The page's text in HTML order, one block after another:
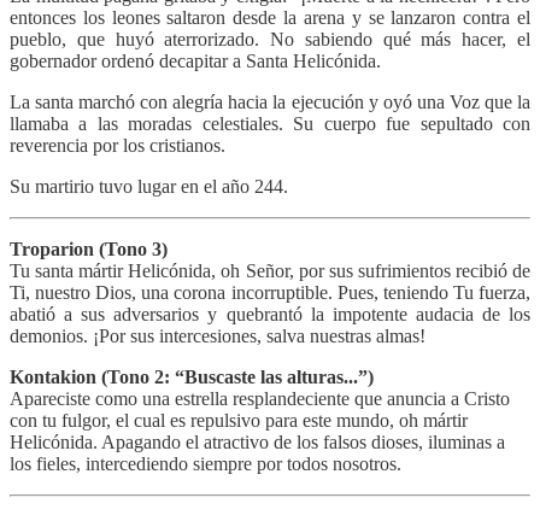
entonces los leones saltaron desde la arena y se lanzaron contra el
pueblo, que huyó aterrorizado. No sabiendo qué más hacer, el
gobernador ordenó decapitar a Santa Helicónida.
La santa marchó con alegría hacia la ejecución y oyó una Voz que la
llamaba a las moradas celestiales. Su cuerpo fue sepultado con
reverencia por los cristianos.
Su martirio tuvo lugar en el año 244.
Troparion (Tono 3)
Tu santa mártir Helicónida, oh Señor, por sus sufrimientos recibió de
Ti, nuestro Dios, una corona incorruptible. Pues, teniendo Tu fuerza,
abatió a sus adversarios y quebrantó la impotente audacia de los
demonios. ¡Por sus intercesiones, salva nuestras almas!
Kontakion (Tono 2: “Buscaste las alturas...”)
Apareciste como una estrella resplandeciente que anuncia a Cristo
con tu fulgor, el cual es repulsivo para este mundo, oh mártir
Helicónida. Apagando el atractivo de los falsos dioses, iluminas a
los fieles, intercediendo siempre por todos nosotros.